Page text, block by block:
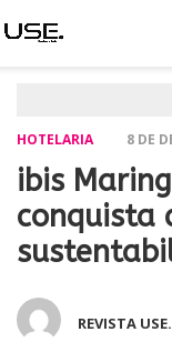
HOTELARIA 8 DE
ibis
conquista
REVISTA USE.